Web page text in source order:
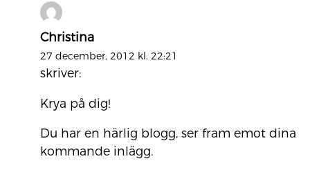
Christina
27 december, 2012 kl. 22:21
skriver:
Krya på dig!
Du har en härlig blogg, ser fram emot dina
kommande inlägg.